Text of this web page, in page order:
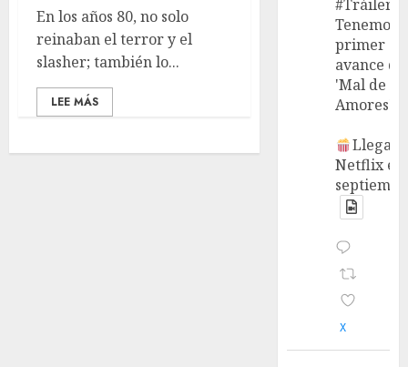
En los años 80, no solo
reinaban el terror y el
slasher; también lo...
LEE MÁS
#Tráiler
Tenemos
primer
avance de
'Mal de
Amores'.
Llega a
Netflix en
X